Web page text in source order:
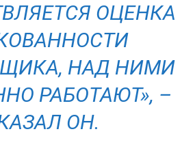
ОЦЕНКА
НАД НИМИ
РАБОТАЮТ», –
ОН.